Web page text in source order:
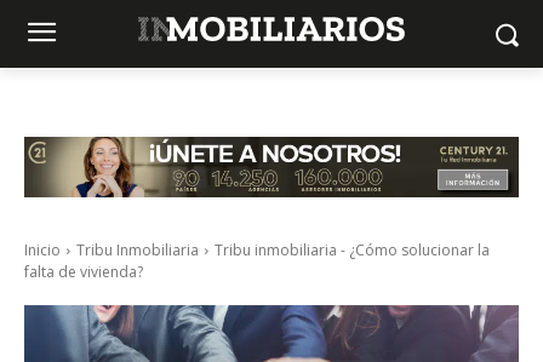
Inicio Tribu Inmobiliaria
Tribu inmobiliaria - ¿Cómo solucionar la
falta de vivienda?